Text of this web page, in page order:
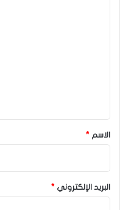
*الاسم *
البريد الإلكتروني *